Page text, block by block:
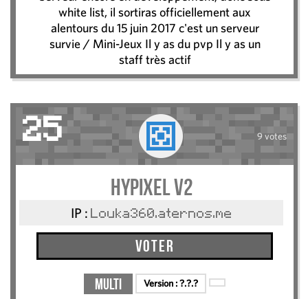
white list, il sortiras officiellement aux
alentours du 15 juin 2017 c'est un serveur
survie / Mini-Jeux Il y as du pvp Il y as un
staff très actif
25 9 votes
Hypixel v2
IP : Louka360.aternos.me
Voter
Multi Version :?.?.?